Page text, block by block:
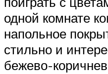
одной комнате
напольное
стильно и
бежево-